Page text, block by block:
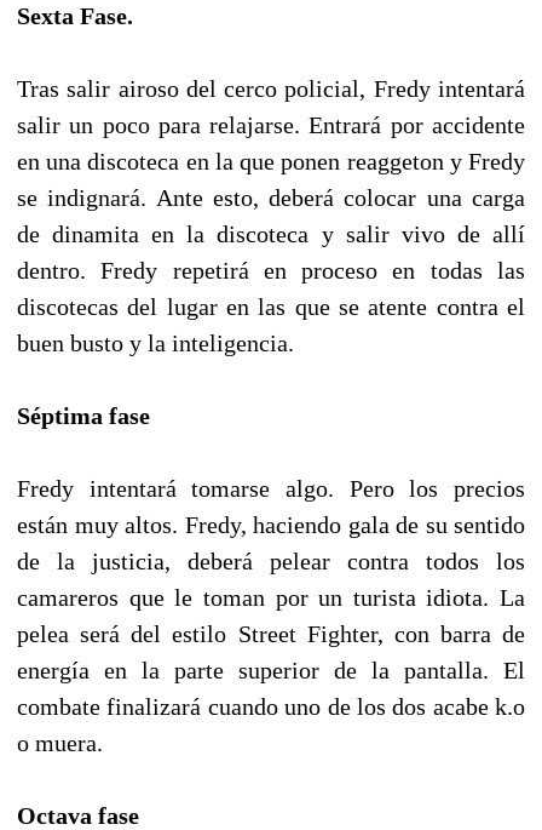
Sexta Fase.
Tras salir airoso del cerco policial, Fredy intentará
salir un poco para relajarse. Entrará por accidente
en una discoteca en la que ponen reaggeton y Fredy
se indignará. Ante esto, deberá colocar una carga
de dinamita en la discoteca y salir vivo de allí
dentro. Fredy repetirá en proceso en todas las
discotecas del lugar en las que se atente contra el
buen busto y la inteligencia.
Séptima fase
Fredy intentará tomarse algo. Pero los precios
están muy altos. Fredy, haciendo gala de su sentido
de la justicia, deberá pelear contra todos los
camareros que le toman por un turista idiota. La
pelea será del estilo Street Fighter, con barra de
energía en la parte superior de la pantalla. El
combate finalizará cuando uno de los dos acabe k.o
o muera.
Octava fase